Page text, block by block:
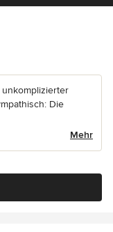
unkomplizierter
Die
Mehr